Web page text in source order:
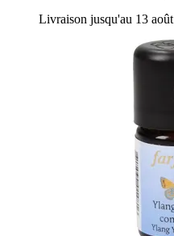
Livraison jusqu'au 13 août